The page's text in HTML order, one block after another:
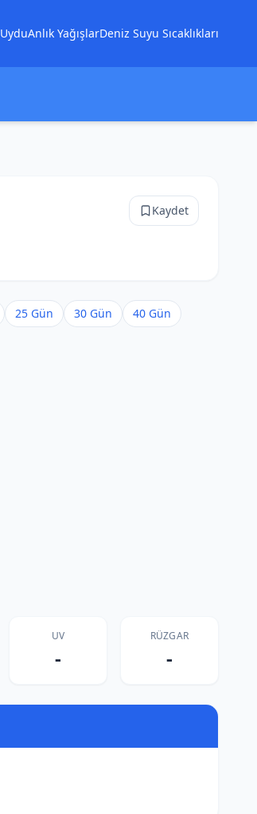
UyduAnlık YağışlarDeniz Suyu Sıcaklıkları
Kaydet
25 Gün 30 Gün
40 Gün
UV
-
RÜZGAR
-